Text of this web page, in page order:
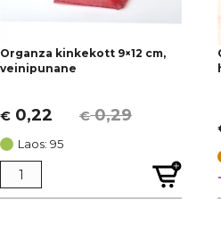
Organza kinkekott 9×12 cm,
veinipunane
€0,29
Algne
hind
oli:
€ 0,29.
€ 0,22
Current
price
is:
€ 0,22.
Laos: 95